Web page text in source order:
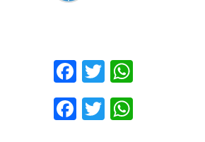
Facebook
Twitter
Facebook
Twitter